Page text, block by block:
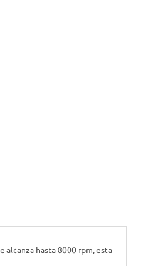
alcanza hasta 8000 rpm, esta